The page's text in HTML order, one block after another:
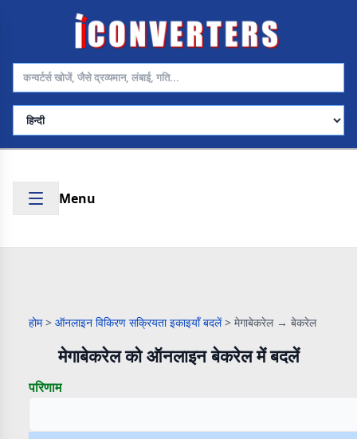
भाषा चुनें
Menu
होम > ऑनलाइन विकिरण सक्रियता इकाइयाँ बदलें > मेगाबेकरेल → बेकरेल
मेगाबेकरेल को ऑनलाइन बेकरेल में बदलें
परिणाम